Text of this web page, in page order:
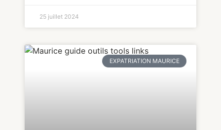
25 juillet 2024
EXPATRIATION MAURICE